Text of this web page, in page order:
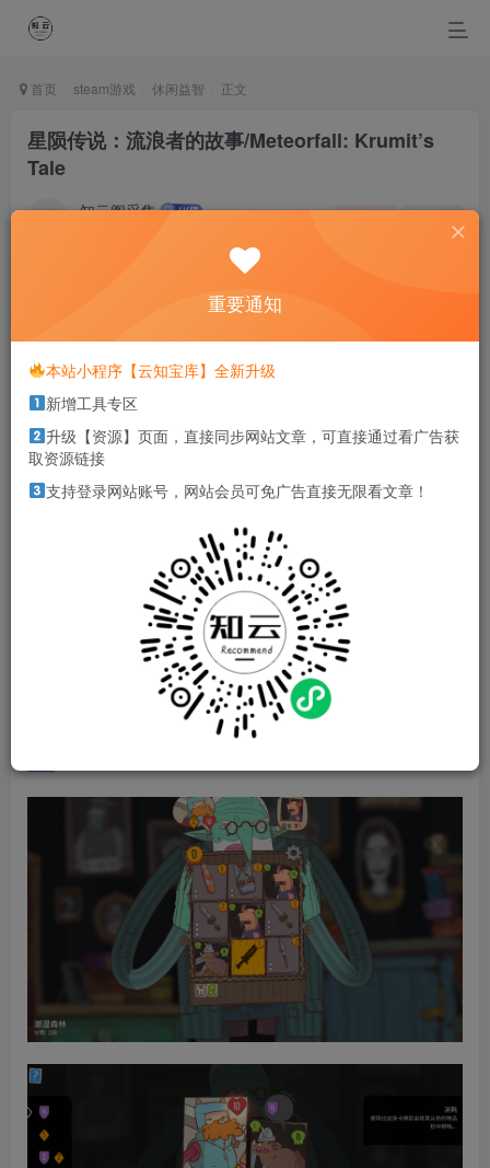
首页 steam游戏 休闲益智 正文
星陨传说：流浪者的故事/Meteorfall: Krumit’s
Tale
知云阁采集
So what if we fall down? At least we are still young.
本站部分资源打包为压缩包以方便分享，涉及较多
解压密码，如果你下载的资源需要解压密码，请点
击解压密码查看
游戏介绍
九宫网格加卡牌构筑的奇妙组合，“星陨传说宇宙”迎来了一
部玩法全面升级的新作。 街角神秘魔法店，老人欲把往事
谈。布鲁诺，灰胡子，英雄暮年已归乡，盖世巫妖早不见，
《流浪者的故事》永流传。
重要通知
本站小程序【云知宝库】全新升级
新增工具专区
升级【资源】页面，直接同步网站文章，可直接通过看广告获
取资源链接
支持登录网站账号，网站会员可免广告直接无限看文章！